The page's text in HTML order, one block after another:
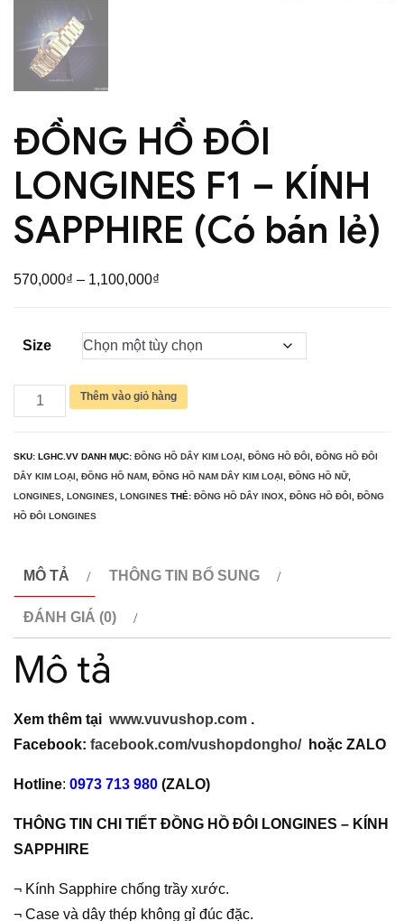
ĐỒNG HỒ ĐÔI
LONGINES F1 – KÍNH
SAPPHIRE (Có bán lẻ)
570,000₫ – 1,100,000₫
từ
570,000₫
1,100,000₫
Size
ĐỒNG
HỒ
LONGINES
F1
-
SAPPHIRE
(Có
bán
số
Thêm vào giỏ hàng
SKU: LGHC.VV DANH MỤC: ĐỒNG HỒ DÂY KIM LOẠI ĐỒNG HỒ ĐÔI
ĐỒNG HỒ ĐÔI
DÂY KIM LOẠI
ĐỒNG HỒ NAM ĐỒNG HỒ NAM DÂY KIM LOẠI ĐỒNG HỒ NỮ,
LONGINES LONGINES LONGINES THẺ: ĐỒNG HỒ DÂY INOX ĐỒNG HỒ ĐÔI
ĐỒNG
HỒ ĐÔI LONGINES
MÔ TẢ THÔNG TIN BỔ SUNG
ĐÁNH GIÁ (0)
Mô tả
Xem thêm tại www.vuvushop.com .
Facebook: facebook.com/vushopdongho/hoặc ZALO
Hotline: 0973 713 980 (ZALO)
THÔNG TIN CHI TIẾT ĐỒNG HỒ ĐÔI LONGINES – KÍNH
SAPPHIRE
¬ Kính Sapphire chống trầy xước.
¬ Case và dây thép không gỉ đúc đặc.